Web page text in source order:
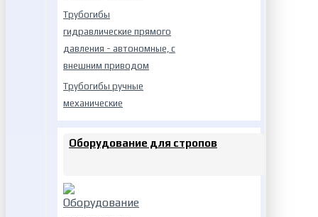
Трубогибы
гидравлические прямого
давления - автономные, с
внешним приводом
Трубогибы ручные
механические
Оборудование для стропов